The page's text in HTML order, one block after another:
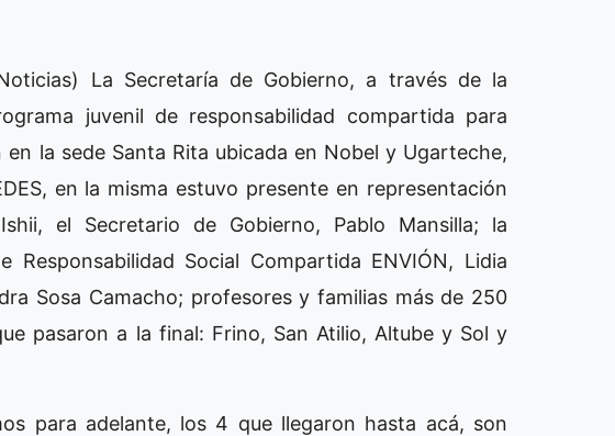
La Secretaría de Gobierno, a través de la
juvenil de responsabilidad compartida para
la sede Santa Rita ubicada en Nobel y Ugarteche,
en la misma estuvo presente en representación
el Secretario de Gobierno, Pablo Mansilla; la
Responsabilidad Social Compartida ENVIÓN, Lidia
Sosa Camacho; profesores y familias más de 250
pasaron a la final: Frino, San Atilio, Altube y Sol y
para adelante, los 4 que llegaron hasta acá, son